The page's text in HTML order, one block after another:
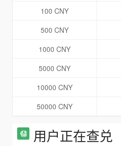
100 CNY
500 CNY
1000 CNY
5000 CNY
10000 CNY
50000 CNY
用户正在查兑